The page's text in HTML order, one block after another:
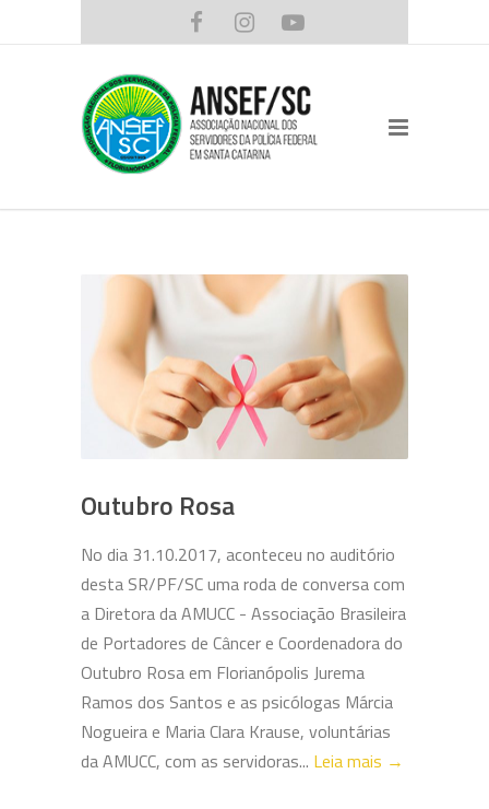
Outubro Rosa
No dia 31.10.2017, aconteceu no auditório
desta SR/PF/SC uma roda de conversa com
a Diretora da AMUCC - Associação Brasileira
de Portadores de Câncer e Coordenadora do
Outubro Rosa em Florianópolis Jurema
Ramos dos Santos e as psicólogas Márcia
Nogueira e Maria Clara Krause, voluntárias
da AMUCC, com as servidoras... Leia mais →